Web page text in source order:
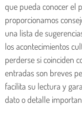
que pueda conocer el
proporcionamos
una lista de
los acontecimientos
perderse si coinciden
entradas son breves
facilita su lectura y
dato o detalle